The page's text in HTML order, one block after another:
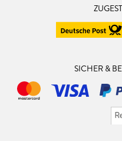
SICHER &